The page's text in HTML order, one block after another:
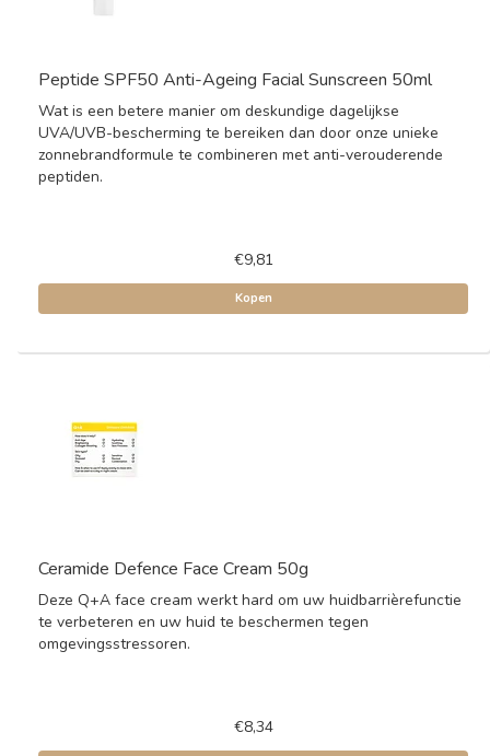
Peptide SPF50 Anti-Ageing Facial Sunscreen 50ml
Wat is een betere manier om deskundige dagelijkse
UVA/UVB-bescherming te bereiken dan door onze unieke
zonnebrandformule te combineren met anti-verouderende
peptiden.
€9,81
Kopen
Ceramide Defence Face Cream 50g
Deze Q+A face cream werkt hard om uw huidbarrièrefunctie
te verbeteren en uw huid te beschermen tegen
omgevingsstressoren.
€8,34